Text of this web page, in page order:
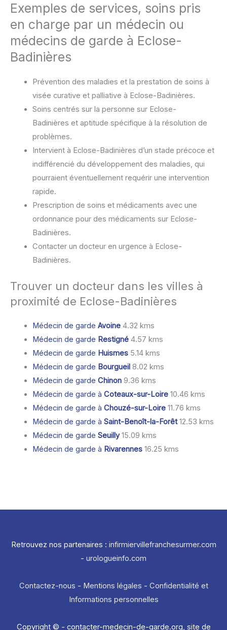
Exemples de services, soins pris
en charge par un médecin ou
médecins de garde à Eclose-
Badinières
Prévention des maladies et la prestation de soins à
visée curative et palliative à Eclose-Badinières.
Soins centrés sur la personne sur Eclose-
Badinières et aptitude spécifique à la résolution de
problèmes.
Intervient à Eclose-Badinières d’un stade précoce et
indifférencié du développement des maladies, qui
pourraient éventuellement requérir une intervention
rapide.
Prescription de soins et médicaments avec une
ordonnance pour des médicaments sur Eclose-
Badinières.
Contacter un docteur en urgence à Eclose-
Badinières.
Trouver un docteur dans les villes à
proximité de Eclose-Badinières
Médecin de garde Avoine4.32 kms
Médecin de garde Restigné4.57 kms
Médecin de garde Huismes5.14 kms
Médecin de garde Bourgueil8.02 kms
Médecin de garde Chinon9.36 kms
Médecin de garde à Coteaux-sur-Loire10.46 kms
Médecin de garde à Chouzé-sur-Loire11.76 kms
Médecin de garde à Saint-Benoît-la-Forêt12.53 kms
Médecin de garde Seuilly15.09 kms
Médecin de garde à Rivarennes16.25 kms
Retrouvez nos partenaires : infirmiervillefranchesurmer.com
- urologueinfo.com
Contactez-nous - Mentions légales - Confidentialité et
Informations personnelles
Copyright © - contacter-medecin-de-garde.org, site de